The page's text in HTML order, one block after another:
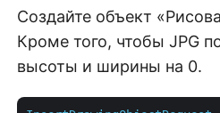
Создайте объект
Кроме того, чтобы JPG
высоты и ширины на 0.